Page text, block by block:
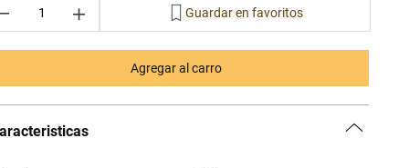
＋
Agregar al carro